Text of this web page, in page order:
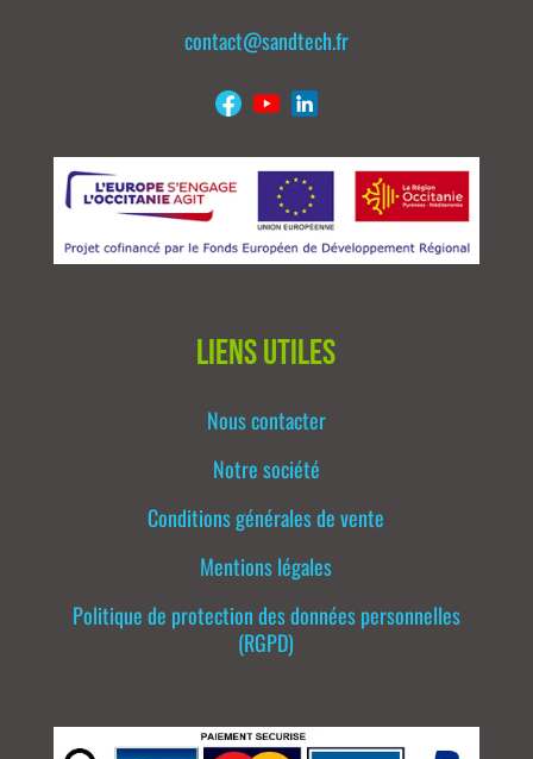
contact@sandtech.fr
Liens utiles
Nous contacter
Notre société
Conditions générales de vente
Mentions légales
Politique de protection des données personnelles
(RGPD)